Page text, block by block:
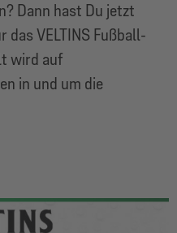
Dann hast Du jetzt
das VELTINS Fußball-
wird auf
in und um die